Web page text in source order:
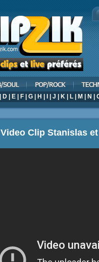
D E F G H J K L M N
Video Clip Stanislas